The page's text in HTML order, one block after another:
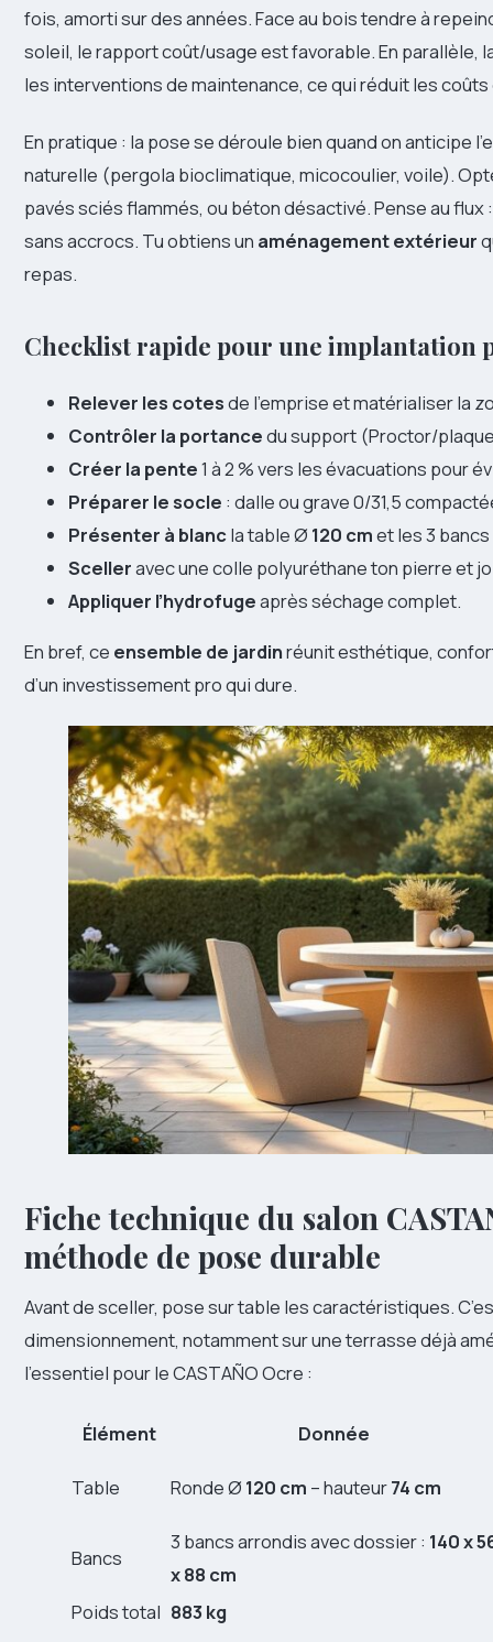
fois, amorti sur des années. Face au bois tendre à
soleil, le rapport coût/usage est favorable. En parallèle,
les interventions de maintenance, ce qui réduit les
En pratique : la pose se déroule bien quand on anticipe
naturelle (pergola bioclimatique, micocoulier, voile).
pavés sciés flammés, ou béton désactivé. Pense au flux
sans accrocs. Tu obtiens un aménagement extérieur
repas.
Checklist rapide pour une implantation
Relever les cotesde l’emprise et matérialiser la
Contrôler la portancedu support (Proctor/
Créer la pente1 à 2 % vers les évacuations pour
Préparer le socle : dalle ou grave 0/31,5
Présenter à blancla table Ø 120 cmet les 3
Scelleravec une colle polyuréthane ton pierre et
Appliquer l’hydrofugeaprès séchage complet.
En bref, ce ensemble de jardinréunit esthétique,
d’un investissement pro qui dure.
Fiche technique du salon
méthode de pose durable
Avant de sceller, pose sur table les caractéristiques.
dimensionnement, notamment sur une terrasse déjà
l’essentiel pour le CASTAÑO Ocre :
Élément Donnée
Table Ronde Ø 120 cm – hauteur74 cm
Bancs
3 bancs arrondis avec dossier : 140 x
x 88 cm
Poids total 883 kg